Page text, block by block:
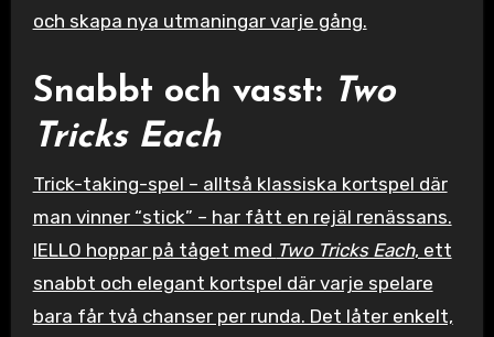
och skapa nya utmaningar varje gång.
Snabbt och vasst: Two
Tricks Each
Trick-taking-spel – alltså klassiska kortspel där
man vinner “stick” – har fått en rejäl renässans.
IELLO hoppar på tåget med Two Tricks Each, ett
snabbt och elegant kortspel där varje spelare
bara får två chanser per runda. Det låter enkelt,